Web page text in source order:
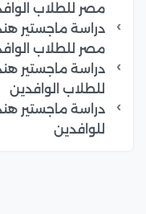
مصر للطلاب
دراسة ماجستير
مصر للطلاب
دراسة ماجستير
للطلاب الوافدين
دراسة ماجستير
للوافدين